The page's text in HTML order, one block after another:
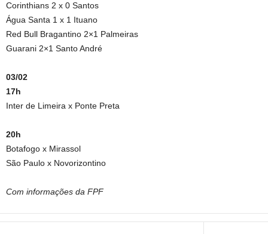
Corinthians 2 x 0 Santos
Água Santa 1 x 1 Ituano
Red Bull Bragantino 2×1 Palmeiras
Guarani 2×1 Santo André
03/02
17h
Inter de Limeira x Ponte Preta
20h
Botafogo x Mirassol
São Paulo x Novorizontino
Com informações da FPF